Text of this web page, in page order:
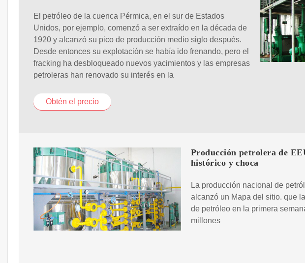
El petróleo de la cuenca Pérmica, en el sur de Estados
Unidos, por ejemplo, comenzó a ser extraído en la década de
1920 y alcanzó su pico de producción medio siglo después.
Desde entonces su explotación se había ido frenando, pero el
fracking ha desbloqueado nuevos yacimientos y las empresas
petroleras han renovado su interés en la
Obtén el precio
Producción petrolera de
histórico y choca
La producción nacional de
alcanzó un Mapa del sitio. que
de petróleo en la primera
millones